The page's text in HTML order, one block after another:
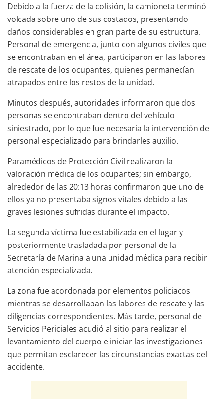
Debido a la fuerza de la colisión, la camioneta terminó
volcada sobre uno de sus costados, presentando
daños considerables en gran parte de su estructura.
Personal de emergencia, junto con algunos civiles que
se encontraban en el área, participaron en las labores
de rescate de los ocupantes, quienes permanecían
atrapados entre los restos de la unidad.
Minutos después, autoridades informaron que dos
personas se encontraban dentro del vehículo
siniestrado, por lo que fue necesaria la intervención de
personal especializado para brindarles auxilio.
Paramédicos de Protección Civil realizaron la
valoración médica de los ocupantes; sin embargo,
alrededor de las 20:13 horas confirmaron que uno de
ellos ya no presentaba signos vitales debido a las
graves lesiones sufridas durante el impacto.
La segunda víctima fue estabilizada en el lugar y
posteriormente trasladada por personal de la
Secretaría de Marina a una unidad médica para recibir
atención especializada.
La zona fue acordonada por elementos policiacos
mientras se desarrollaban las labores de rescate y las
diligencias correspondientes. Más tarde, personal de
Servicios Periciales acudió al sitio para realizar el
levantamiento del cuerpo e iniciar las investigaciones
que permitan esclarecer las circunstancias exactas del
accidente.